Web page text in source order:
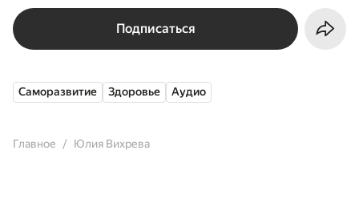
Подписаться
Саморазвитие Здоровье Аудио
Главное Юлия Вихрева